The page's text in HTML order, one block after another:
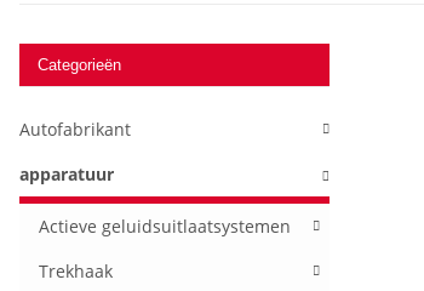
Categorieën
Autofabrikant
apparatuur
Actieve geluidsuitlaatsystemen
Trekhaak